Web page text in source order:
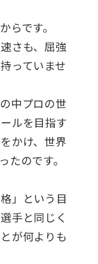
らです。
さも、屈強
っていませ
中プロの世
ルを目指す
かけ、世界
たのです。
」という目
手と同じく
が何よりも